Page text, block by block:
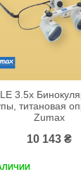
3.5x
титановая
Zumax
10 143 ₴